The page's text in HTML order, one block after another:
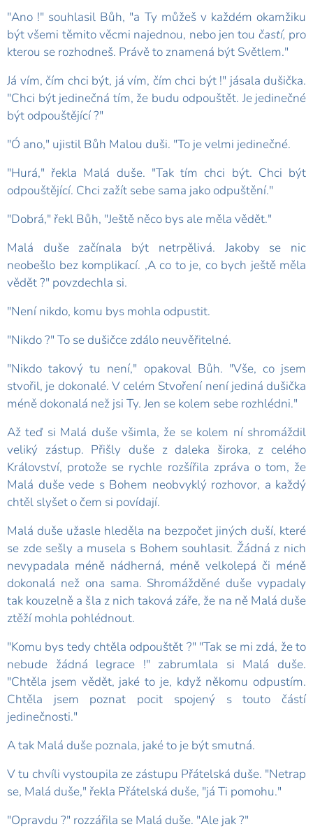
"Ano !" souhlasil Bůh, "a Ty můžeš v každém okamžiku
být všemi těmito věcmi najednou, nebo jen tou častí, pro
kterou se rozhodneš. Právě to znamená být Světlem."
Já vím, čím chci být, já vím, čím chci být !" jásala dušička.
"Chci být jedinečná tím, že budu odpouštět. Je jedinečné
být odpouštějící ?"
"Ó ano," ujistil Bůh Malou duši. "To je velmi jedinečné.
"Hurá," řekla Malá duše. "Tak tím chci být. Chci být
odpouštějící. Chci zažít sebe sama jako odpuštění."
"Dobrá," řekl Bůh, "Ještě něco bys ale měla vědět."
Malá duše začínala být netrpělivá. Jakoby se nic
neobešlo bez komplikací. ,A co to je, co bych ještě měla
vědět ?" povzdechla si.
"Není nikdo, komu bys mohla odpustit.
"Nikdo ?" To se dušičce zdálo neuvěřitelné.
"Nikdo takový tu není," opakoval Bůh. "Vše, co jsem
stvořil, je dokonalé. V celém Stvoření není jediná dušička
méně dokonalá než jsi Ty. Jen se kolem sebe rozhlédni."
Až teď si Malá duše všimla, že se kolem ní shromáždil
veliký zástup. Přišly duše z daleka široka, z celého
Království, protože se rychle rozšířila zpráva o tom, že
Malá duše vede s Bohem neobvyklý rozhovor, a každý
chtěl slyšet o čem si povídají.
Malá duše užasle hleděla na bezpočet jiných duší, které
se zde sešly a musela s Bohem souhlasit. Žádná z nich
nevypadala méně nádherná, méně velkolepá či méně
dokonalá než ona sama. Shromážděné duše vypadaly
tak kouzelně a šla z nich taková záře, že na ně Malá duše
ztěží mohla pohlédnout.
"Komu bys tedy chtěla odpouštět ?" "Tak se mi zdá, že to
nebude žádná legrace !" zabrumlala si Malá duše.
"Chtěla jsem vědět, jaké to je, když někomu odpustím.
Chtěla jsem poznat pocit spojený s touto částí
jedinečnosti."
A tak Malá duše poznala, jaké to je být smutná.
V tu chvíli vystoupila ze zástupu Přátelská duše. "Netrap
se, Malá duše," řekla Přátelská duše, "já Ti pomohu."
"Opravdu ?" rozzářila se Malá duše. "Ale jak ?"